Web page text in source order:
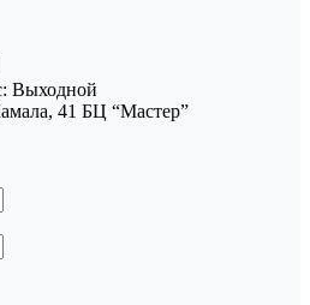
Выходной
41 БЦ “Мастер”